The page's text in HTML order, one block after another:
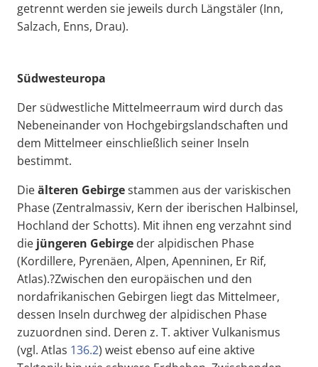
getrennt werden sie jeweils durch Längstäler (Inn,
Salzach, Enns, Drau).
Südwesteuropa
Der südwestliche Mittelmeerraum wird durch das
Nebeneinander von Hochgebirgslandschaften und
dem Mittelmeer einschließlich seiner Inseln
bestimmt.
Dieälteren Gebirgestammen aus der variskischen
Phase (Zentralmassiv, Kern der iberischen Halbinsel,
Hochland der Schotts). Mit ihnen eng verzahnt sind
die jüngeren Gebirge der alpidischen Phase
(Kordillere, Pyrenäen, Alpen, Apenninen, Er Rif,
Atlas).?Zwischen den europäischen und den
nordafrikanischen Gebirgen liegt das Mittelmeer,
dessen Inseln durchweg der alpidischen Phase
zuzuordnen sind. Deren z. T. aktiver Vulkanismus
(vgl. Atlas 136.2) weist ebenso auf eine aktive